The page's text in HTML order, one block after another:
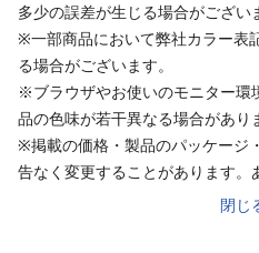
多少の誤差が生じる場合がござい
※一部商品において弊社カラー表
る場合がございます。
※ブラウザやお使いのモニター環
品の色味が若干異なる場合があり
※掲載の価格・製品のパッケージ
告なく変更することがあります。
閉じ